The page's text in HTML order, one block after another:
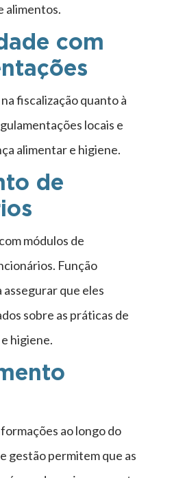
alimentos.
com
fiscalização quanto à
locais e
alimentar e higiene.
de
módulos de
Função
que eles
sobre as práticas de
higiene.
ao longo do
gestão permitem que as